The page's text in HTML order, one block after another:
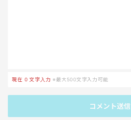
現在 0 文字入力 ※最大500文字入力可能
コメント送信